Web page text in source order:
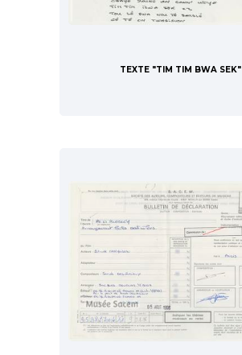
TEXTE "TIM TIM BWA SEK"